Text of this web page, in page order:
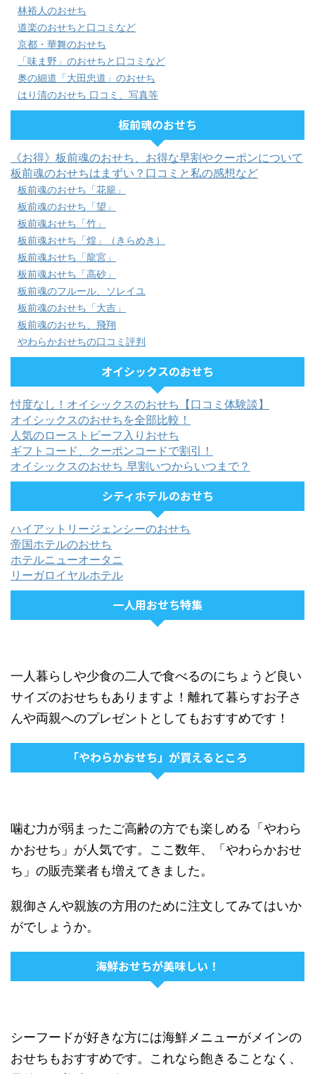
林裕人のおせち
道楽のおせちと口コミなど
京都・華舞のおせち
「味ま野」のおせちと口コミなど
奥の細道「大田忠道」のおせち
はり清のおせち 口コミ、写真等
板前魂のおせち
《お得》板前魂のおせち、お得な早割やクーポンについて
板前魂のおせちはまずい？口コミと私の感想など
板前魂のおせち「花籠」
板前魂のおせち「望」
板前魂おせち「竹」
板前魂おせち「煌」（きらめき）
板前魂おせち「龍宮」
板前魂おせち「高砂」
板前魂のフルール、ソレイユ
板前魂のおせち「大吉」
板前魂のおせち、飛翔
やわらかおせちの口コミ評判
オイシックスのおせち
忖度なし！オイシックスのおせち【口コミ体験談】
オイシックスのおせちを全部比較！
人気のローストビーフ入りおせち
ギフトコード、クーポンコードで割引！
オイシックスのおせち 早割いつからいつまで？
シティホテルのおせち
ハイアットリージェンシーのおせち
帝国ホテルのおせち
ホテルニューオータニ
リーガロイヤルホテル
一人用おせち特集
一人暮らしや少食の二人で食べるのにちょうど良い
サイズのおせちもありますよ！離れて暮らすお子さ
んや両親へのプレゼントとしてもおすすめです！
「やわらかおせち」が買えるところ
噛む力が弱まったご高齢の方でも楽しめる「やわら
かおせち」が人気です。ここ数年、「やわらかおせ
ち」の販売業者も増えてきました。
親御さんや親族の方用のために注文してみてはいか
がでしょうか。
海鮮おせちが美味しい！
シーフードが好きな方には海鮮メニューがメインの
おせちもおすすめです。これなら飽きることなく、